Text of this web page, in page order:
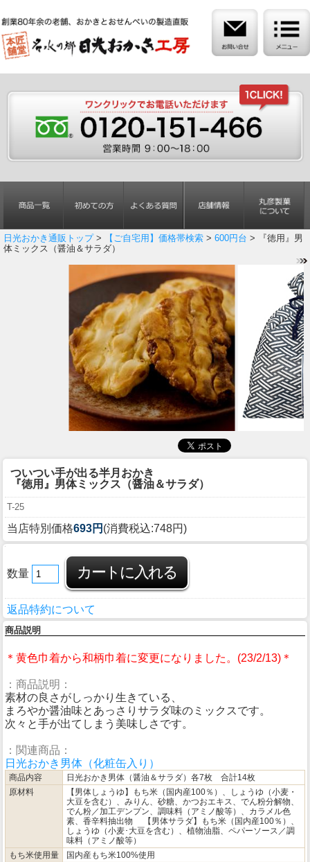
日光おかき通販トップ> 【ご自宅用】価格帯検索 > 600円台 > 『徳用』男
体ミックス（醤油＆サラダ）
ついつい手が出る半月おかき
『徳用』男体ミックス（醤油＆サラダ）
T-25
当店特別価格693円 (消費税込:748円)
数量
返品特約について
商品説明
＊黄色巾着から和柄巾着に変更になりました。(23/2/13)＊
：商品説明：
素材の良さがしっかり生きている、
まろやか醤油味とあっさりサラダ味のミックスです。
次々と手が出てしまう美味しさです。
：関連商品：
日光おかき男体（化粧缶入り）
商品内容
日光おかき男体（醤油＆サラダ）各7枚 合計14枚
原材料
【男体しょうゆ】もち米（国内産100％）、しょうゆ（小麦・
大豆を含む）、みりん、砂糖、かつおエキス、でん粉分解物、
でん粉／加工デンプン、調味料（アミノ酸等）、カラメル色
素、香辛料抽出物 【男体サラダ】もち米（国内産100％）、
しょうゆ（小麦･大豆を含む）、植物油脂、ペパーソース／調
味料（アミノ酸等）
もち米使用量
国内産もち米100%使用